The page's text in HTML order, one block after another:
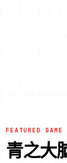
FEATURED GAME
青之大